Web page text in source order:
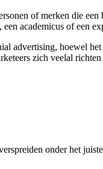
of merken die
academicus of een
advertising, hoewel
zich veelal
onder het